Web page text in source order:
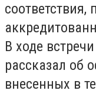
В ходе
рассказал об
внесенных в